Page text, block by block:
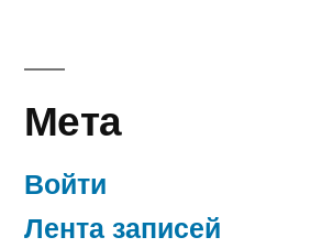
Мета
Войти
Лента записей